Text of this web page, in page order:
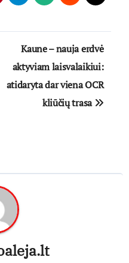
Kaune – nauja erdvė
aktyviam laisvalaikiui:
atidaryta dar viena OCR
kliūčių trasa